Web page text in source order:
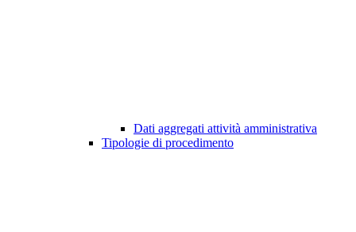
Dati aggregati attività amministrativa
Tipologie di procedimento